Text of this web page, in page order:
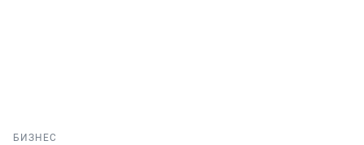
БИЗНЕС